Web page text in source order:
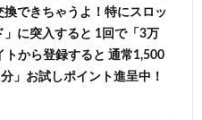
できちゃうよ！特にスロッ
」に突入すると 1回で「3万
トから登録すると 通常1,500
」お試しポイント進呈中！